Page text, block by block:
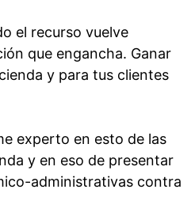
el recurso vuelve
que engancha. Ganar
y para tus clientes
experto en esto de las
y en eso de presentar
administrativas contra